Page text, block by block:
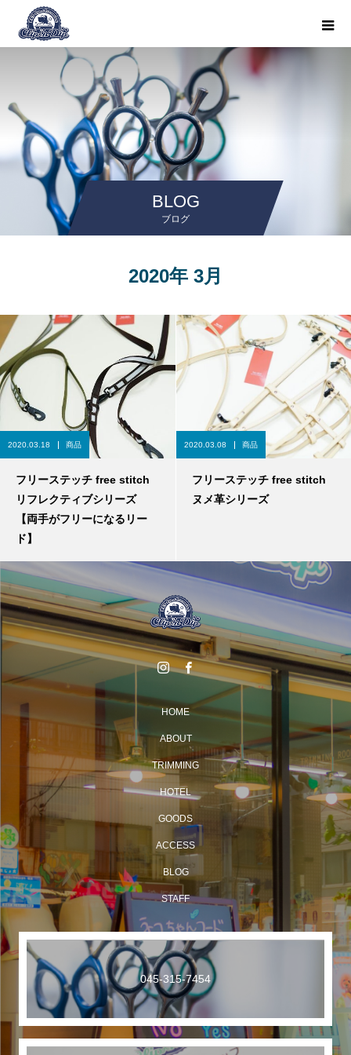
BLOG
ブログ
2020年 3月
2020.03.18 商品
フリーステッチ free stitch
リフレクティブシリーズ
【両手がフリーになるリー
ド】
2020.03.08 商品
フリーステッチ free stitch
ヌメ革シリーズ
HOME
ABOUT
TRIMMING
HOTEL
GOODS
ACCESS
BLOG
STAFF
045-315-7454